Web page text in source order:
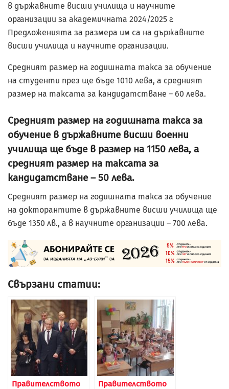
в държавните висши училища и научните
организации за академичната 2024/2025 г.
Предложенията за размера им са на държавните
висши училища и научните организации.
Средният размер на годишната такса за обучение
на студенти през ще бъде 1010 лева, а средният
размер на таксата за кандидатстване – 60 лева.
Средният размер на годишната такса за
обучение в държавните висши военни
училища ще бъде в размер на 1150 лева, а
средният размер на таксата за
кандидатстване – 50 лева.
Средният размер на годишната такса за обучение
на докторантите в държавните висши училища ще
бъде 1350 лв., а в научните организации – 700 лева.
Свързани статии:
Правителството
Правителството